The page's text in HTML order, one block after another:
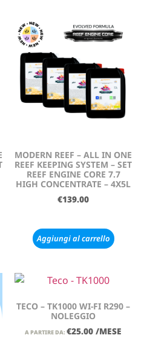
MODERN REEF – ALL IN ONE
REEF KEEPING SYSTEM – SET
REEF ENGINE CORE 7.7
HIGH CONCENTRATE – 4X5L
€139.00
Aggiungi al carrello
TECO – TK1000 WI-FI R290 –
NOLEGGIO
A PARTIRE DA: €25.00 /MESE